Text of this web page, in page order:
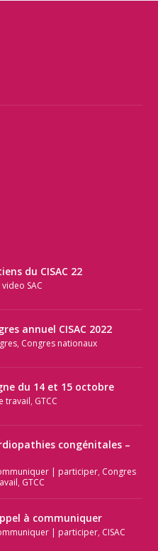
du CISAC 22
SAC
annuel CISAC 2022
, Congres nationaux
du 14 et 15 octobre
travail, GTCC
congénitales –
| participer, Congres
, GTCC
à communiquer
| participer, CISAC